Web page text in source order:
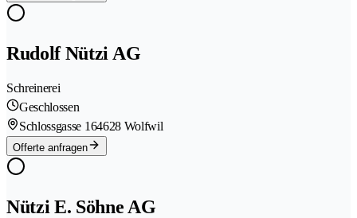
Rudolf Nützi AG
Schreinerei
Geschlossen
Schlossgasse 164628 Wolfwil
Offerte anfragen
Nützi E. Söhne AG